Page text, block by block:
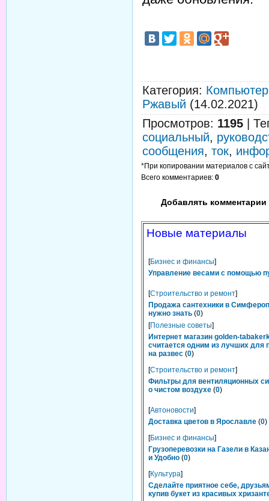
Категория:
Ржавый (14.02.2021)
Просмотров: 1195
социальный,
сообщения, ток,
*При копировании материалов с
Всего комментариев: 0
Добавлять комментарии
Новые материалы
[Бизнес и финансы]
Управление весами с помощью
[Строительство и ремонт]
Продажа сантехники в
нужно знать (0)
[Полезные советы]
Интернет магазин golden-
считается одним из лучших для
на развес (0)
[Строительство и ремонт]
Фильтры для вентиляционных
о чистом воздухе (0)
[Автоновости]
Доставка цветов в Ярославле (0)
[Бизнес и финансы]
Грузоперевозки на Газели в
и Удобно (0)
[Культура]
Сделайте приятное себе,
купив букет из красивых